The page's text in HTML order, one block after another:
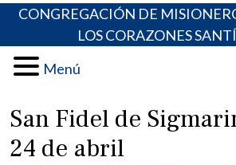
CONGREGACIÓN DE
LOS CORAZONES
Menú
San Fidel de
24 de abril